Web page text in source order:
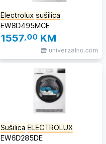
Electrolux sušilica
EW8D495MCE
1557,00 KM
univerzalno.com
Sušilica ELECTROLUX
EW6D285DE